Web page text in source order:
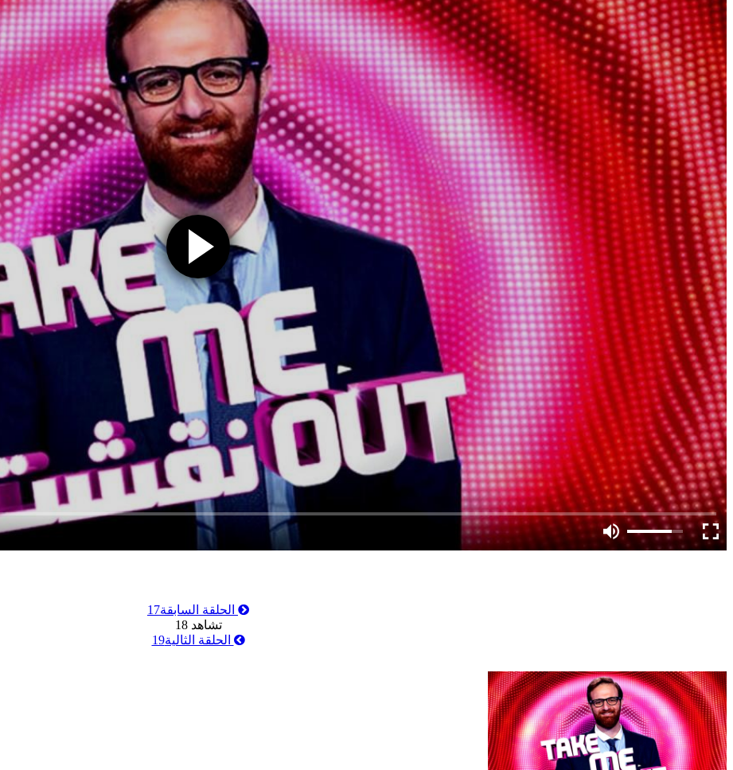
الحلقة السابقة17
تشاهد18
الحلقة الثالية19